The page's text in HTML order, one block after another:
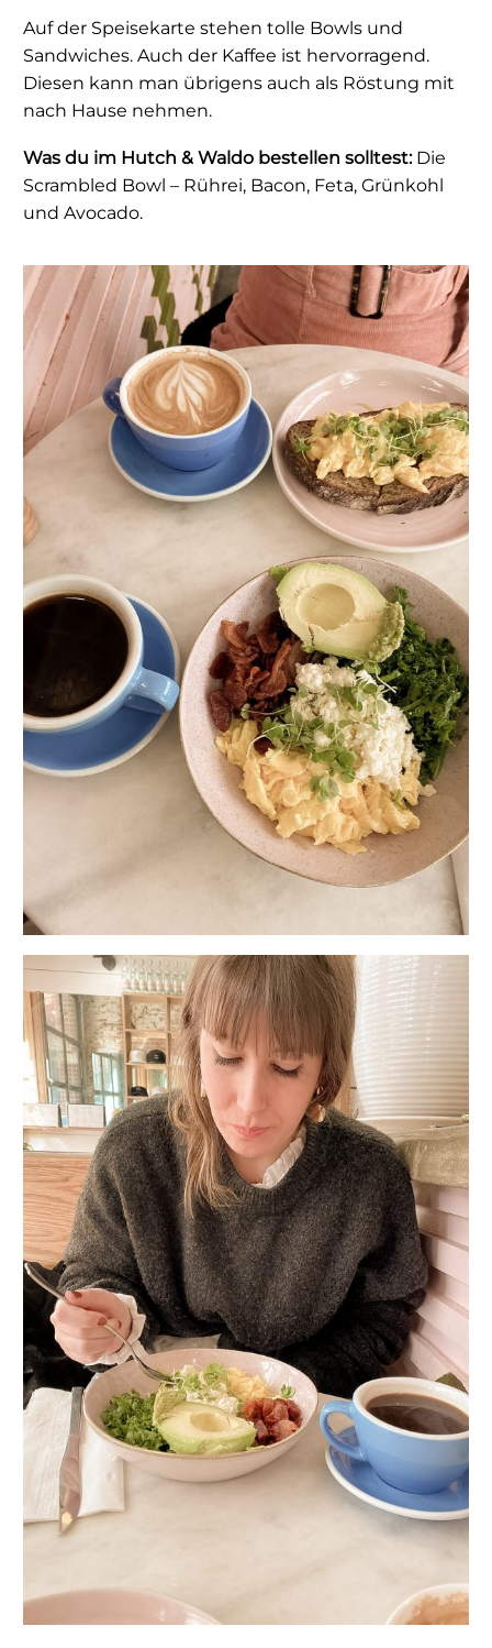
Auf der Speisekarte stehen tolle Bowls und
Sandwiches. Auch der Kaffee ist hervorragend.
Diesen kann man übrigens auch als Röstung mit
nach Hause nehmen.
Was du im Hutch & Waldo bestellen solltest:Die
Scrambled Bowl – Rührei, Bacon, Feta, Grünkohl
und Avocado.